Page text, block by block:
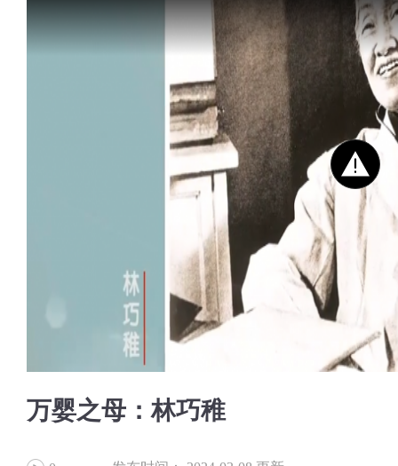
万婴之母：林巧稚